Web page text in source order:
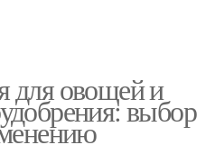
для овощей и
выбор